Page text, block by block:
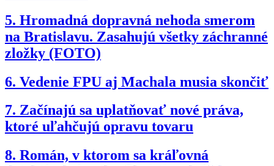
5. Hromadná dopravná nehoda smerom
na Bratislavu. Zasahujú všetky záchranné
zložky (FOTO)
6. Vedenie FPU aj Machala musia skončiť
7. Začínajú sa uplatňovať nové práva,
ktoré uľahčujú opravu tovaru
8. Román, v ktorom sa kráľovná